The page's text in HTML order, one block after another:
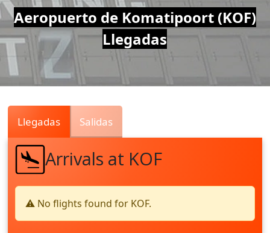
Air
Traffic
Live
Aeropuerto de Komatipoort (KOF)
Llegadas
Llegadas Salidas
Arrivals at KOF
⚠️ No flights found for KOF.